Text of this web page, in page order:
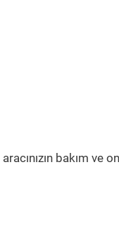
aracınızın bakım ve